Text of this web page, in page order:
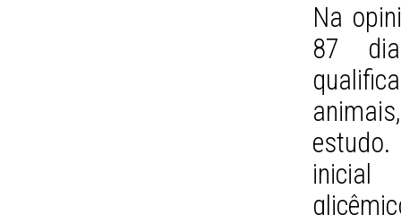
Na
87
inicial